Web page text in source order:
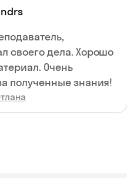
своего дела. Хорошо
Очень
полученные знания!